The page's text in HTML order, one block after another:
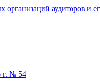
аудиторов и
г. № 54